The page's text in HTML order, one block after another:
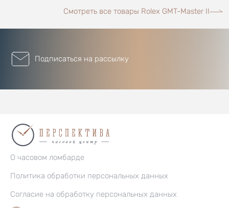
Смотреть все товары Rolex GMT-Master II
Подписаться на рассылку
О часовом ломбарде
Политика обработки персональных данных
Согласие на обработку персональных данных